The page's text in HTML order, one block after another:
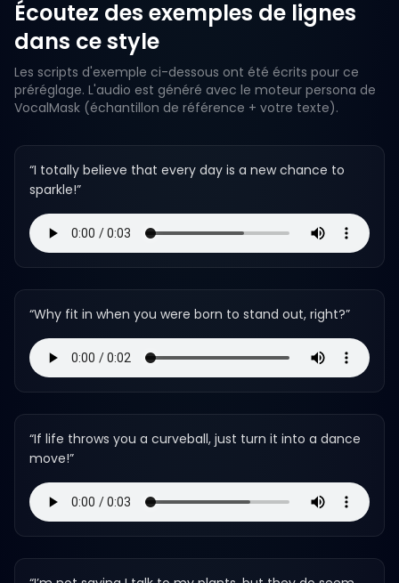
Écoutez des exemples de lignes
dans ce style
Les scripts d'exemple ci-dessous ont été écrits pour ce
préréglage. L'audio est généré avec le moteur persona de
VocalMask (échantillon de référence + votre texte).
“I totally believe that every day is a new chance to
sparkle!”
“Why fit in when you were born to stand out, right?”
“If life throws you a curveball, just turn it into a dance
move!”